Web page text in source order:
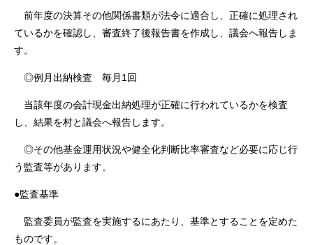
前年度の決算その他関係書類が法令に適合し、正確に処理され
ているかを確認し、審査終了後報告書を作成し、議会へ報告しま
す。
◎例月出納検査 毎月1回
当該年度の会計現金出納処理が正確に行われているかを検査
し、結果を村と議会へ報告します。
◎その他基金運用状況や健全化判断比率審査など必要に応じ行
う監査等があります。
●監査基準
監査委員が監査を実施するにあたり、基準とすることを定めた
ものです。